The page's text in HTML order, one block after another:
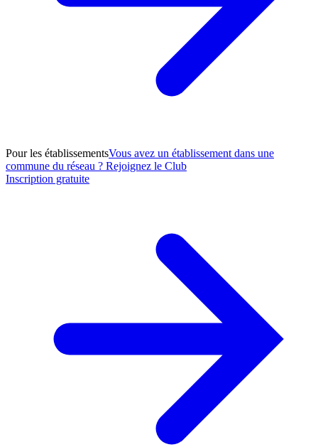
Pour les établissementsVous avez un établissement dans une
commune du réseau ? Rejoignez le Club
Inscription gratuite